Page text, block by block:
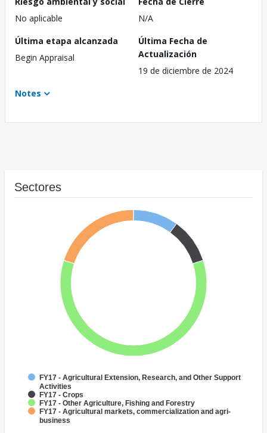
No aplicable
N/A
Última etapa alcanzada
Begin Appraisal
Última Fecha de
Actualización
19 de diciembre de 2024
Notes
Sectores
FY17 - Agricultural Extension, Research, and Other Support
Activities
FY17 - Crops
FY17 - Other Agriculture, Fishing and Forestry
FY17 - Agricultural markets, commercialization and agri-
business